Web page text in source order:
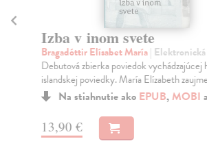
Izba v inom svete
Bragadóttir Elísabet María|
Debutová zbierka poviedok vychádzajúcej
islandskej poviedky. María Elízabeth
Na stiahnutie ako EPUB,MOBI a
13,90 €